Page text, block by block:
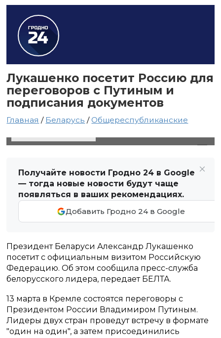
Лукашенко посетит Россию для
переговоров с Путиным и
подписания документов
Главная / Беларусь /Общереспубликанские
Получайте новости Гродно 24 в Google
— тогда новые новости будут чаще
появляться в ваших рекомендациях.
Добавить Гродно 24 в Google
Президент Беларуси Александр Лукашенко
посетит с официальным визитом Российскую
Федерацию. Об этом сообщила пресс-служба
белорусского лидера, передает БЕЛТА.
13 марта в Кремле состоятся переговоры с
Президентом России Владимиром Путиным.
Лидеры двух стран проведут встречу в формате
"один на один", а затем присоединились